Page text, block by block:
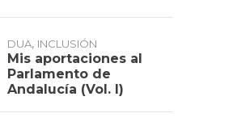
DUA, INCLUSIÓN
Mis aportaciones al
Parlamento de
Andalucía (Vol. I)